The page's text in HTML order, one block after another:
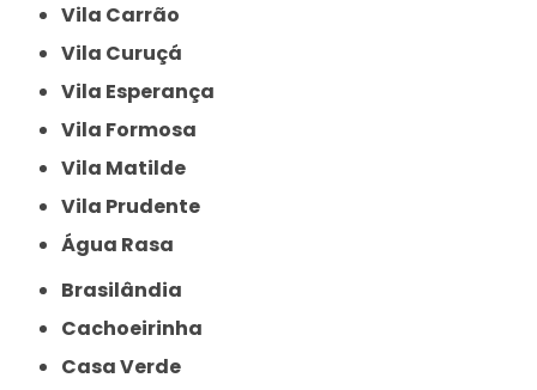
Vila Carrão
Vila Curuçá
Vila Esperança
Vila Formosa
Vila Matilde
Vila Prudente
Água Rasa
Brasilândia
Cachoeirinha
Casa Verde